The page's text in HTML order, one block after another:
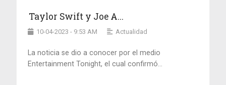
Taylor Swift y Joe A...
10-04-2023 - 9:53 AM Actualidad
La noticia se dio a conocer por el medio
Entertainment Tonight, el cual confirmó...